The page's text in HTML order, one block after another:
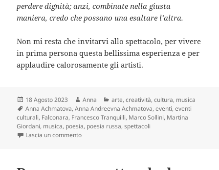
perdere dignità; anzi, combinate nella giusta
maniera, credo che possano una esaltare l’altra.
Non mi resta che invitarvi allo spettacolo, per vivere
in prima persona questa bellissima esperienza e per
applaudire calorosamente gli artisti.
Scritto
il
18 Agosto 2023 Autore
Anna Categorie
arte,creatività,cultura, musica
Tag
Anna Achmatova,Anna Andreevna Achmatova,eventi,eventi
culturali, Falconara, Francesco Tranquilli, Marco Sollini, Martina
Giordani, musica, poesia, poesia russa,spettacoli
Lascia un commentosu Poesia e musica: Anna Achmatova e “Il Ritorno